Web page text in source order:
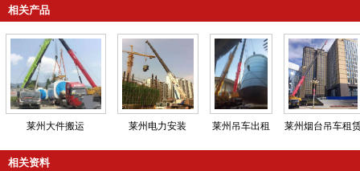
相关产品
莱州大件搬运 莱州电力安装 莱州吊车出租 莱州烟台吊车租
相关资料